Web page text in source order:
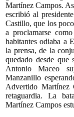
Martínez Campos.
escribió al
Castillo, que los
a proclamarse
habitantes odiaba a
la prensa, de la
quedado desde
Antonio Maceo
Manzanillo
Advertido Martínez
retaguardia. La
Martínez Campos